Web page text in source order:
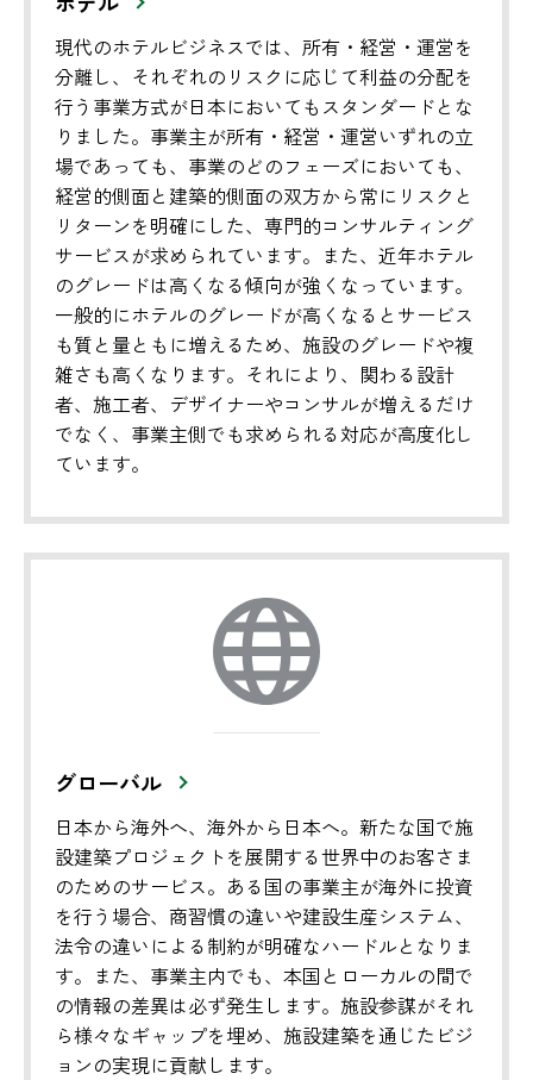
現代のホテルビジネスでは、所有・経営・運営を
分離し、それぞれのリスクに応じて利益の分配を
行う事業方式が日本においてもスタンダードとな
りました。事業主が所有・経営・運営いずれの立
場であっても、事業のどのフェーズにおいても、
経営的側面と建築的側面の双方から常にリスクと
リターンを明確にした、専門的コンサルティング
サービスが求められています。また、近年ホテル
のグレードは高くなる傾向が強くなっています。
一般的にホテルのグレードが高くなるとサービス
も質と量ともに増えるため、施設のグレードや複
雑さも高くなります。それにより、関わる設計
者、施工者、デザイナーやコンサルが増えるだけ
でなく、事業主側でも求められる対応が高度化し
ています。
グローバル
日本から海外へ、海外から日本へ。新たな国で施
設建築プロジェクトを展開する世界中のお客さま
のためのサービス。ある国の事業主が海外に投資
を行う場合、商習慣の違いや建設生産システム、
法令の違いによる制約が明確なハードルとなりま
す。また、事業主内でも、本国とローカルの間で
の情報の差異は必ず発生します。施設参謀がそれ
ら様々なギャップを埋め、施設建築を通じたビジ
ョンの実現に貢献します。